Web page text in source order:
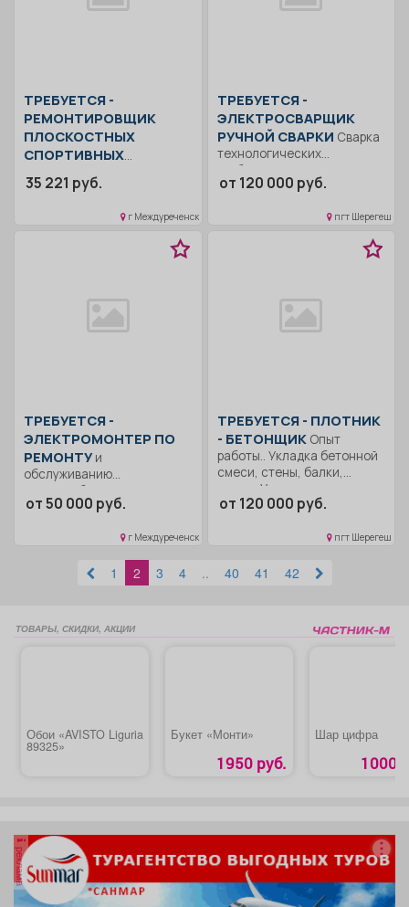
ТРЕБУЕТСЯ -
РЕМОНТИРОВЩИК
ПЛОСКОСТНЫХ
СПОРТИВНЫХ
территории, уборка
рабочий день/неполная
35 221 руб.
г Междуреченск
ТРЕБУЕТСЯ -
ЭЛЕКТРОСВАРЩИК
РУЧНОЙ СВАРКИ
технологических
трубопроводов; Сварка м/к..
Работа вахтовым методом
от 120 000 руб.
пгт Шерегеш
ТРЕБУЕТСЯ -
ЭЛЕКТРОМОНТЕР ПО
РЕМОНТУи
обслуживанию
электрооборудования
Образование: Среднее
оборудования на...
от 50 000 руб.
г Междуреченск
ТРЕБУЕТСЯ - ПЛОТНИК
- БЕТОНЩИКОпыт
работы.. Укладка бетонной
смеси, стены, балки,
плиты; Укладка...
от 120 000 руб.
пгт Шерегеш
1 2 3 4 .. 40 41 42
ТОВАРЫ, СКИДКИ, АКЦИИ
Обои «AVISTO Liguria
89325»
Букет «Монти»
1950 руб.
Шар цифра
1000
реклама